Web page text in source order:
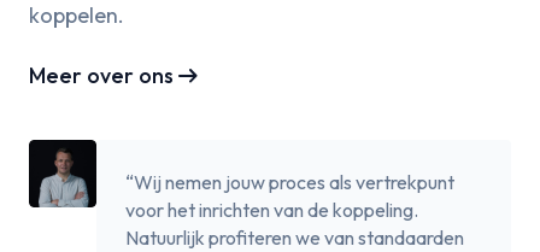
koppelen.
Meer over ons arrow_right_alt
“Wij nemen jouw proces als vertrekpunt
voor het inrichten van de koppeling.
Natuurlijk profiteren we van standaarden